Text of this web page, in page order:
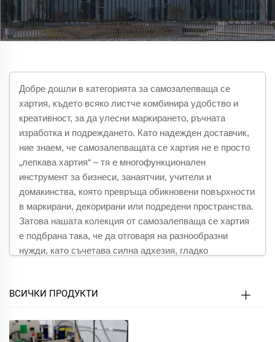
Добре дошли в категорията за самозалепваща се
хартия, където всяко листче комбинира удобство и
креативност, за да улесни маркирането, ръчната
изработка и подреждането. Като надежден доставчик,
ние знаем, че самозалепващата се хартия не е просто
„лепкава хартия“ – тя е многофункционален
инструмент за бизнеси, занаятчии, учители и
домакинства, която превръща обикновени повърхности
в маркирани, декорирани или подредени пространства.
Затова нашата колекция от самозалепваща се хартия
е подбрана така, че да отговаря на разнообразни
нужди, като съчетава силна адхезия, гладко
цветна самозалепваща се хартия за скрапбукинг, от
премахваема самозалепваща се хартия за временни
етикети – нашата продуктова гама обхваща всички
ВСИЧКИ ПРОДУКТИ